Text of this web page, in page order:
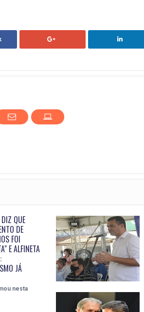
QUE
DE
FOI
E ALFINETA
JÁ
nesta